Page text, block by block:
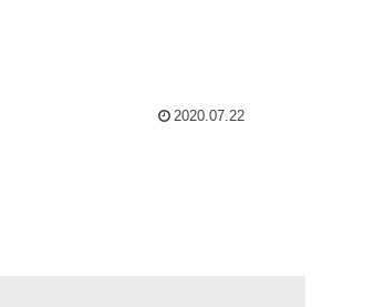
2020.07.22